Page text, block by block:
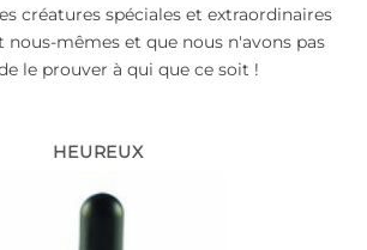
créatures spéciales et extraordinaires
nous-mêmes et que nous n'avons pas
le prouver à qui que ce soit !
HEUREUX